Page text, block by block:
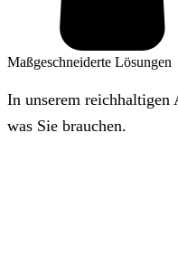
Maßgeschneiderte Lösungen
In unserem reichhaltigen
was Sie brauchen.